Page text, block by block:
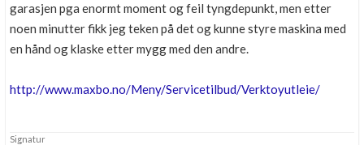
garasjen pga enormt moment og feil tyngdepunkt, men etter
noen minutter fikk jeg teken på det og kunne styre maskina med
en hånd og klaske etter mygg med den andre.
http://www.maxbo.no/Meny/Servicetilbud/Verktoyutleie/
Signatur